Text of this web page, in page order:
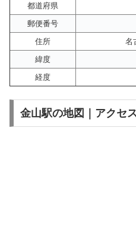
都道府県
郵便番号
住所
名
緯度
経度
金山駅の地図｜アクセ